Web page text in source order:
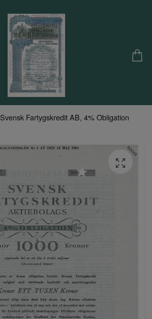
Svensk Fartygskredit AB, 4% Obligation